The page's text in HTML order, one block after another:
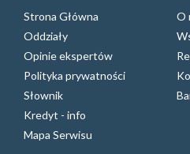
Strona Główna
O
Oddziały
Opinie ekspertów
Polityka prywatności
Słownik
Kredyt - info
Mapa Serwisu